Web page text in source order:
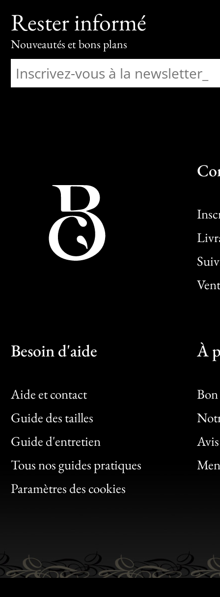
Rester informé
Nouveautés et bons plans
Besoin d'aide
Aide et contact
Guide des tailles
Guide d'entretien
Tous nos guides pratiques
Paramètres des cookies
À
Bon
Clic